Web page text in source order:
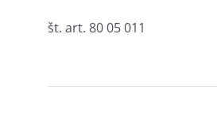
št. art. 80 05 011